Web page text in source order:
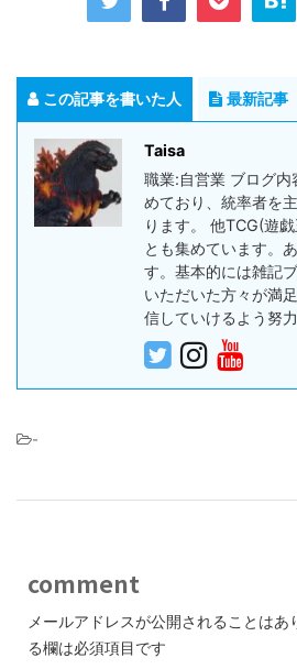
この記事を書いた人 最新記事
Taisa
職業:自営業 ブログ
めており、統率者を
ります。 他TCG(遊
とも集めています。
す。基本的には雑記
いただいた方々が満
信していけるよう努
-
comment
メールアドレスが公開されることはあ
る欄は必須項目です